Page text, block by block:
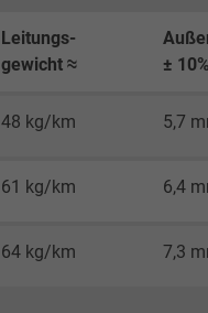
Leitungs-
gewicht ≈
±
48 kg/km 5,7
61 kg/km 6,4
64 kg/km 7,3